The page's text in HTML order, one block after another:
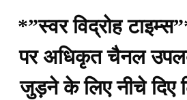
*”स्वर विद्रोह
पर अधिकृत चैनल
जुड़ने के लिए नीचे दिए